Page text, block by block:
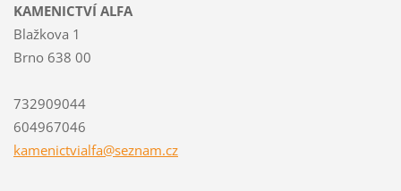
KAMENICTVÍ ALFA
Blažkova 1
Brno 638 00
732909044
604967046
kamenictvialfa@seznam.cz